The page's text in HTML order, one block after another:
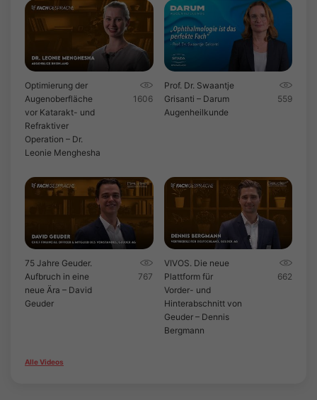
Optimierung der
Augenoberfläche
vor Katarakt- und
Refraktiver
Operation – Dr.
Leonie Menghesha
1606
Prof. Dr. Swaantje
Grisanti – Darum
Augenheilkunde
559
75 Jahre Geuder.
Aufbruch in eine
neue Ära – David
Geuder
767
VIVOS. Die neue
Plattform für
Vorder- und
Hinterabschnitt von
Geuder – Dennis
Bergmann
662
Alle Videos